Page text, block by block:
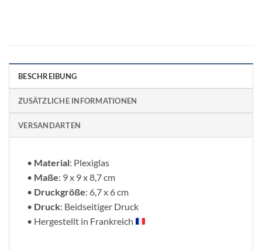
BESCHREIBUNG
ZUSÄTZLICHE INFORMATIONEN
VERSANDARTEN
• Material: Plexiglas
• Maße: 9 x 9 x 8,7 cm
• Druckgröße: 6,7 x 6 cm
• Druck: Beidseitiger Druck
• Hergestellt in Frankreich